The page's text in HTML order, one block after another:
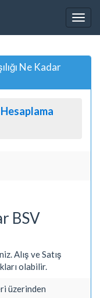
Ne Kadar
BSV
Alış ve Satış
olabilir.
üzerinden